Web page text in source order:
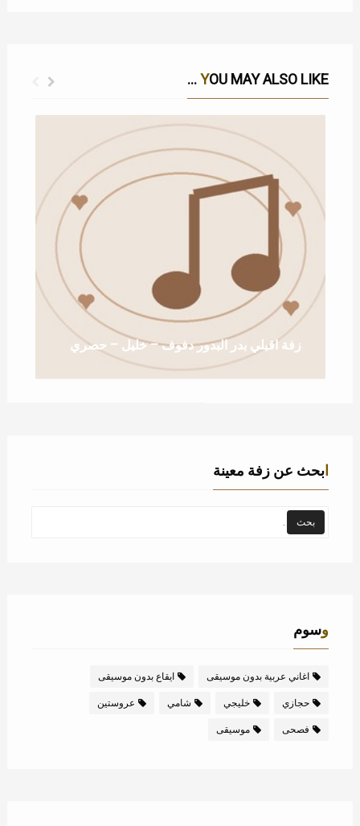
YOU MAY ALSO LIKE ...
زفة اقبلي بدر البدور دفوف – خليل – حصري
ابحث عن زفة معينة
وسوم
اغاني عربية بدون موسيقى ايقاع بدون موسيقى
حجازي خليجي شامي عروستين
فصحى موسيقى